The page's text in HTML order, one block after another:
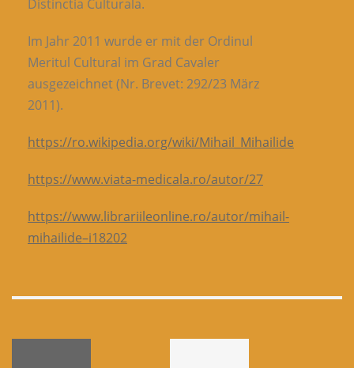
Distinctia Culturala.
Im Jahr 2011 wurde er mit der Ordinul
Meritul Cultural im Grad Cavaler
ausgezeichnet (Nr. Brevet: 292/23 März
2011).
https://ro.wikipedia.org/wiki/Mihail_Mihailide
https://www.viata-medicala.ro/autor/27
https://www.librariileonline.ro/autor/mihail-
mihailide–i18202